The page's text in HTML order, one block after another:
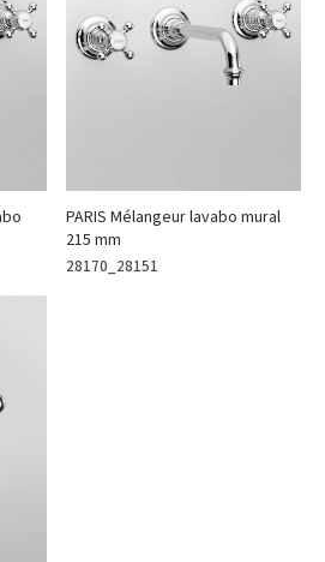
PARIS Mélangeur lavabo mural
215 mm
28170_28151